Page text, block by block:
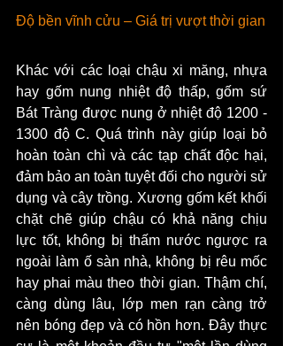
Độ bền vĩnh cửu – Giá trị vượt thời gian
Khác với các loại chậu xi măng, nhựa
hay gốm nung nhiệt độ thấp, gốm sứ
Bát Tràng được nung ở nhiệt độ 1200 -
1300 độ C. Quá trình này giúp loại bỏ
hoàn toàn chì và các tạp chất độc hại,
đảm bảo an toàn tuyệt đối cho người sử
dụng và cây trồng. Xương gốm kết khối
chặt chẽ giúp chậu có khả năng chịu
lực tốt, không bị thấm nước ngược ra
ngoài làm ố sàn nhà, không bị rêu mốc
hay phai màu theo thời gian. Thậm chí,
càng dùng lâu, lớp men rạn càng trở
nên bóng đẹp và có hồn hơn. Đây thực